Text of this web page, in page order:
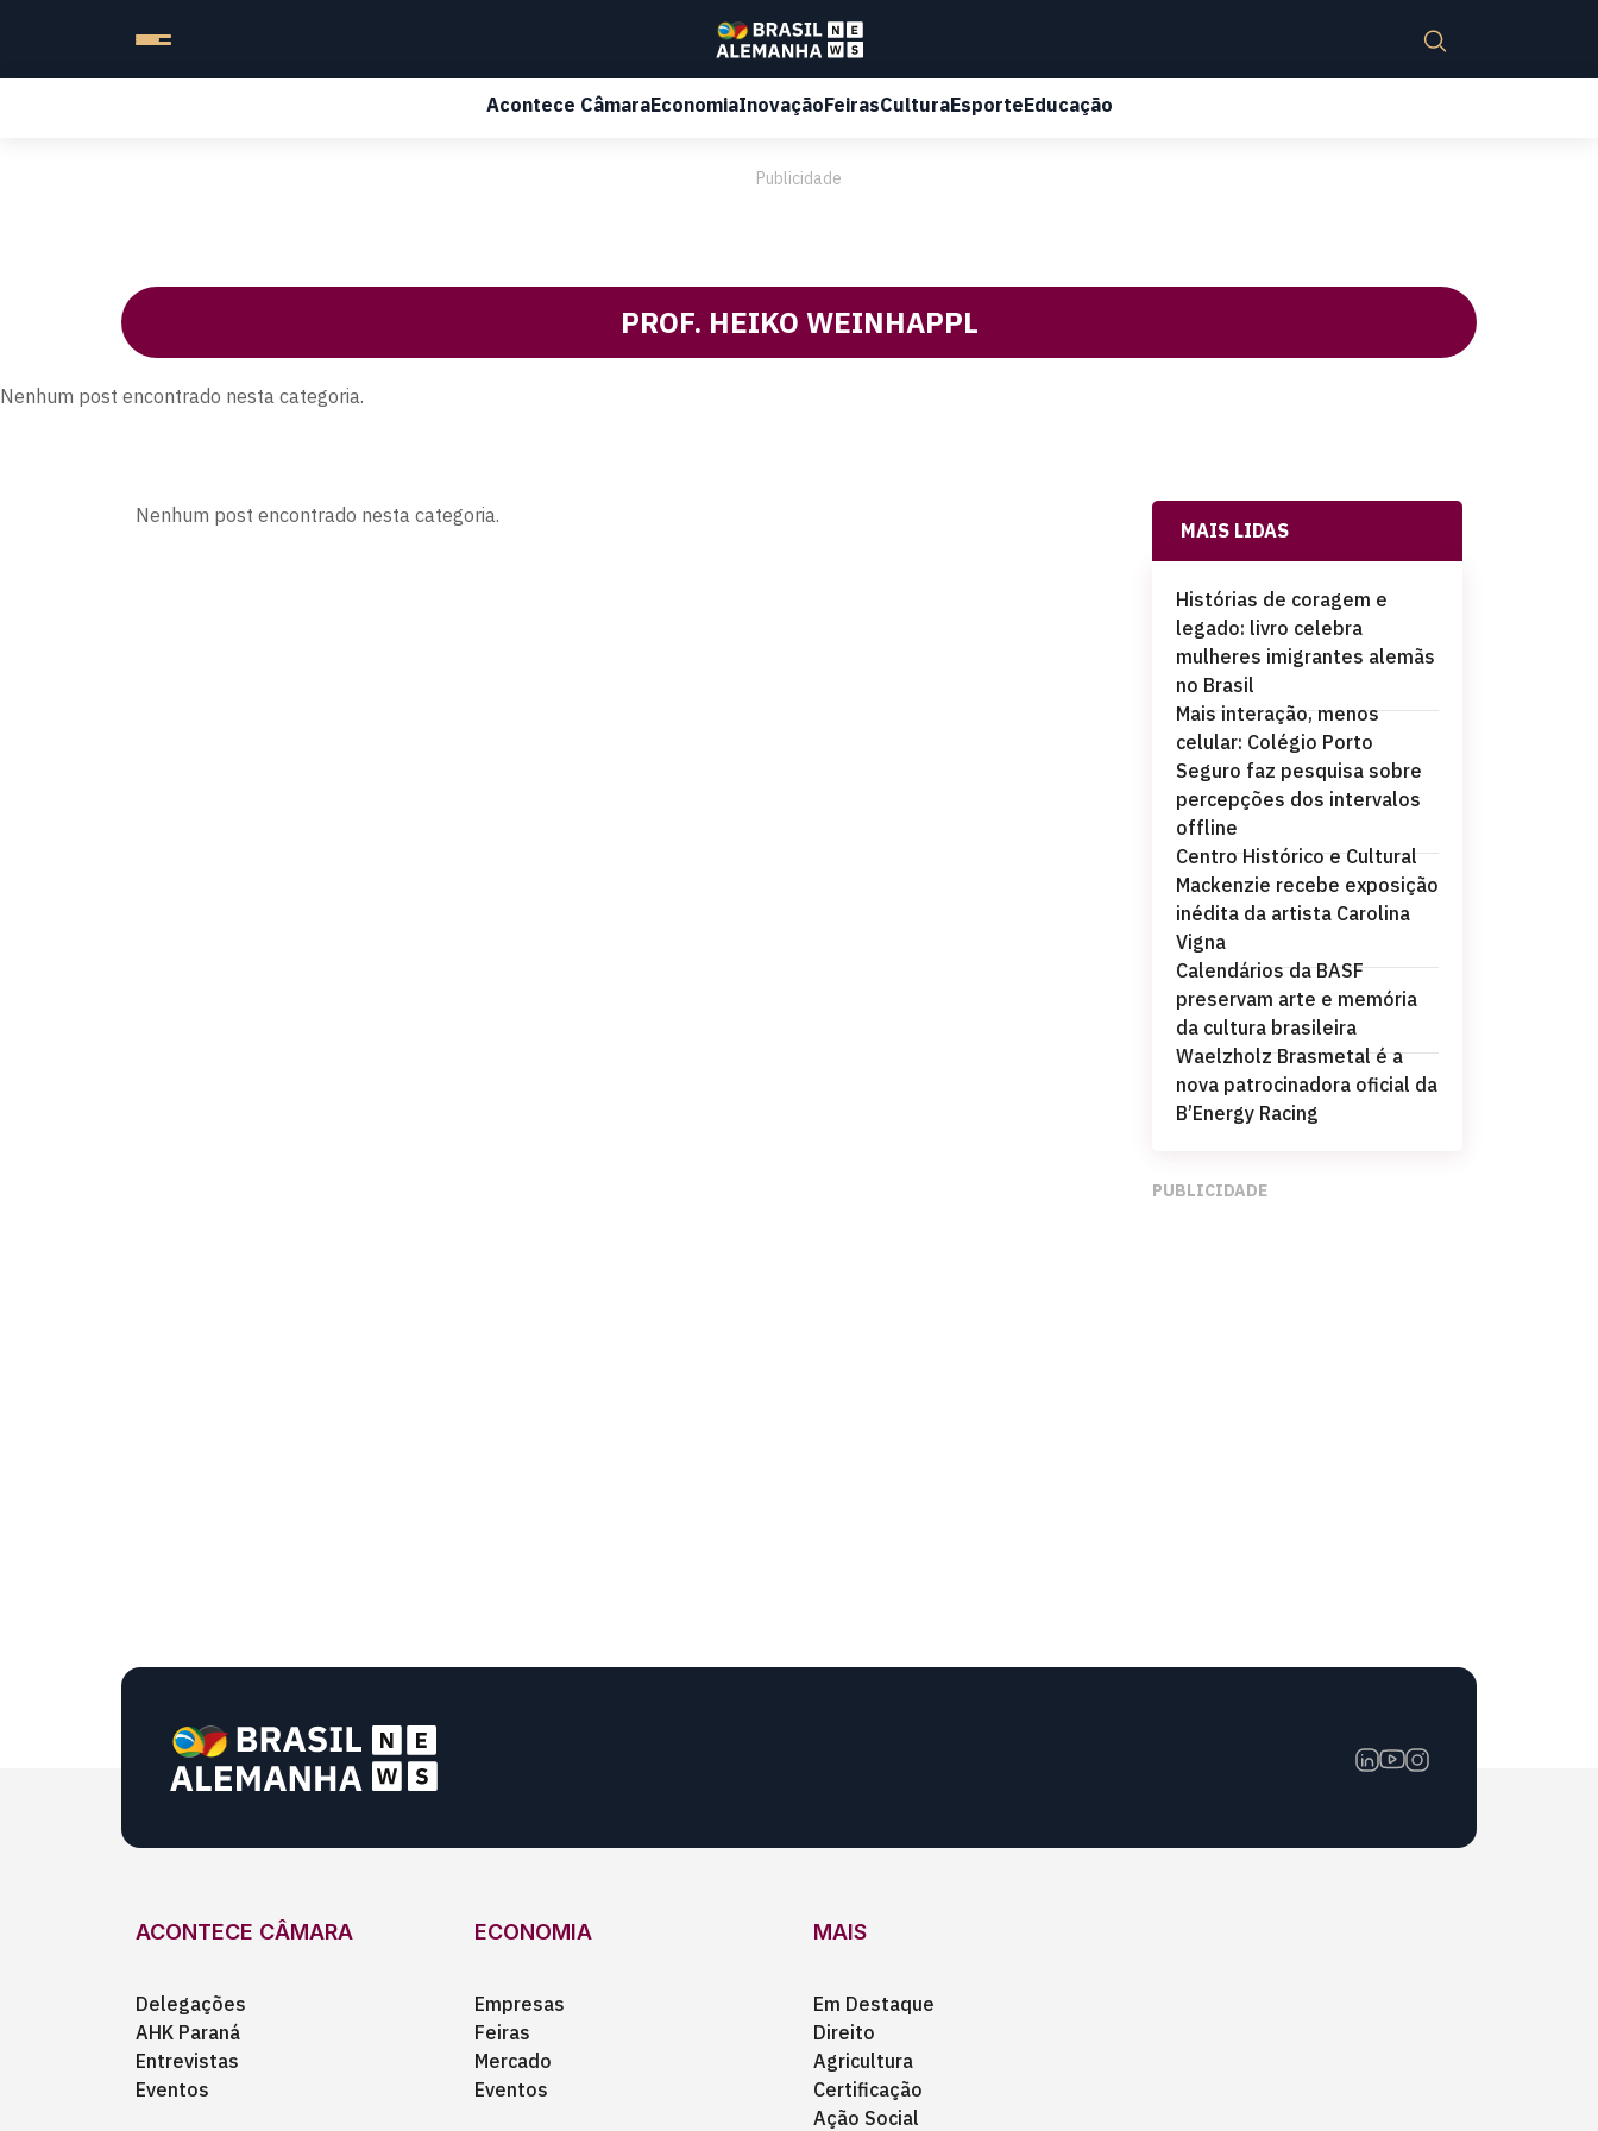
Acontece CâmaraEconomiaInovaçãoFeirasCulturaEsporteEducação
Publicidade
PROF. HEIKO WEINHAPPL
Nenhum post encontrado nesta categoria.
Nenhum post encontrado nesta categoria.
MAIS LIDAS
Histórias de coragem e
legado: livro celebra
mulheres imigrantes alemãs
no Brasil
Mais interação, menos
celular: Colégio Porto
Seguro faz pesquisa sobre
percepções dos intervalos
offline
Centro Histórico e Cultural
Mackenzie recebe exposição
inédita da artista Carolina
Vigna
Calendários da BASF
preservam arte e memória
da cultura brasileira
Waelzholz Brasmetal é a
nova patrocinadora oficial da
B’Energy Racing
PUBLICIDADE
ACONTECE CÂMARA
Delegações
AHK Paraná
Entrevistas
Eventos
ECONOMIA
Empresas
Feiras
Mercado
Eventos
MAIS
Em Destaque
Direito
Agricultura
Certificação
Ação Social